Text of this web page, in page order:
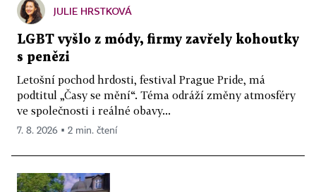
JULIE HRSTKOVÁ
LGBT vyšlo z módy, firmy zavřely kohoutky
s penězi
Letošní pochod hrdosti, festival Prague Pride, má
podtitul „Časy se mění“. Téma odráží změny atmosféry
ve společnosti i reálné obavy...
7. 8. 2026 ▪ 2 min. čtení